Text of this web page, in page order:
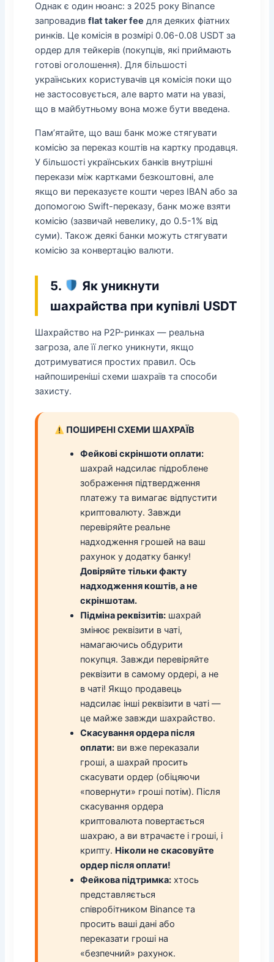
Однак є один нюанс: з 2025 року Binance
запровадивflat taker fee для деяких фіатних
ринків. Це комісія в розмірі 0.06-0.08 USDT за
ордер для тейкерів (покупців, які приймають
готові оголошення). Для більшості
українських користувачів ця комісія поки що
не застосовується, але варто мати на увазі,
що в майбутньому вона може бути введена.
Пам’ятайте, що ваш банк може стягувати
комісію за переказ коштів на картку продавця.
У більшості українських банків внутрішні
перекази між картками безкоштовні, але
якщо ви переказуєте кошти через IBAN або за
допомогою Swift-переказу, банк може взяти
комісію (зазвичай невелику, до 0.5-1% від
суми). Також деякі банки можуть стягувати
комісію за конвертацію валюти.
5.
Як уникнути
шахрайства при купівлі USDT
Шахрайство на P2P-ринках — реальна
загроза, але її легко уникнути, якщо
дотримуватися простих правил. Ось
найпоширеніші схеми шахраїв та способи
захисту.
ПОШИРЕНІ СХЕМИ ШАХРАЇВ
Фейкові скріншоти оплати:
шахрай надсилає підроблене
зображення підтвердження
платежу та вимагає відпустити
криптовалюту. Завжди
перевіряйте реальне
надходження грошей на ваш
рахунок у додатку банку!
Довіряйте тільки факту
надходження коштів, а не
скріншотам.
Підміна реквізитів:шахрай
змінює реквізити в чаті,
намагаючись обдурити
покупця. Завжди перевіряйте
реквізити в самому ордері, а не
в чаті! Якщо продавець
надсилає інші реквізити в чаті —
це майже завжди шахрайство.
Скасування ордера після
оплати:ви вже переказали
гроші, а шахрай просить
скасувати ордер (обіцяючи
«повернути» гроші потім). Після
скасування ордера
криптовалюта повертається
шахраю, а ви втрачаєте і гроші, і
крипту. Ніколи не скасовуйте
ордер після оплати!
Фейкова підтримка:хтось
представляється
співробітником Binance та
просить ваші дані або
переказати гроші на
«безпечний» рахунок.